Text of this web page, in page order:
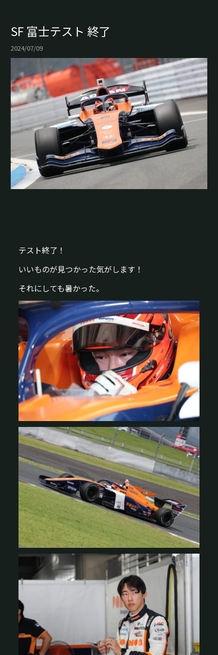
SF 富士テスト 終了
2024/07/09
テスト終了！
いいものが見つかった気がします！
それにしても暑かった。